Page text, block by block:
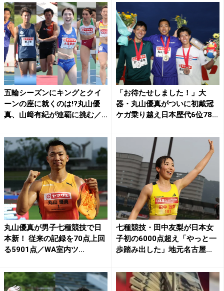
五輪シーズンにキングとクイ
ーンの座に就くのは!?丸山優
真、山﨑有紀が連覇に挑む／...
「お待たせしました！」大
器・丸山優真がついに初戴冠
ケガ乗り越え日本歴代6位78...
丸山優真が男子七種競技で日
本新！ 従来の記録を70点上回
る5901点／WA室内ツ...
七種競技・田中友梨が日本女
子初の6000点超え「やっと一
歩踏み出した」地元名古屋...